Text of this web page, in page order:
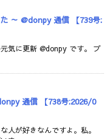
～ @donpy 通信 【739号:
気に更新 @donpy です。 ブ
通信 【738号:2026/0
人が好きなんですよ。私。